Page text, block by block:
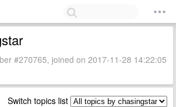
#270765, joined on 2017-11-28 14:22:05
Switch topics list